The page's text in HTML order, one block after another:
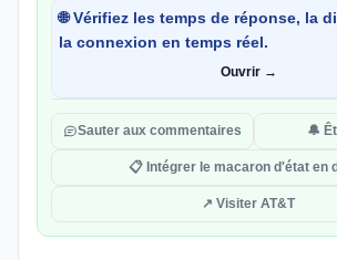
🌐 Vérifiez les temps de réponse, la
la connexion en temps réel.
Ouvrir →
Sauter aux commentaires 🔔
📋 Intégrer le macaron d'état en
↗ Visiter AT&T